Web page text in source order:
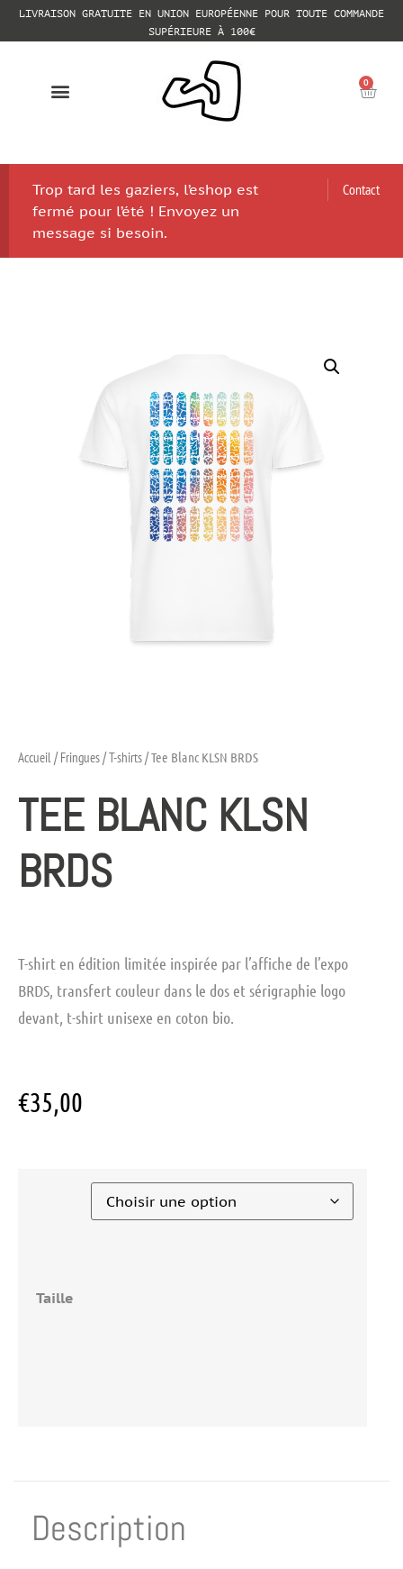
LIVRAISON GRATUITE EN UNION EUROPÉENNE POUR TOUTE COMMANDE
SUPÉRIEURE À 100€
0
Contact
Trop tard les gaziers, l’eshop est
fermé pour l’été ! Envoyez un
message si besoin.
Accueil /Fringues/T-shirts/ Tee Blanc KLSN BRDS
TEE BLANC KLSN
BRDS
T-shirt en édition limitée inspirée par l’affiche de l’expo
BRDS, transfert couleur dans le dos et sérigraphie logo
devant, t-shirt unisexe en coton bio.
€35,00
Taille
Description